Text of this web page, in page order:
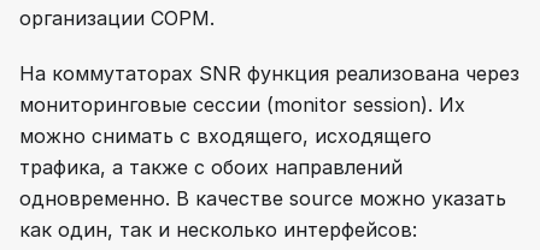
организации СОРМ.
На коммутаторах SNR функция реализована через
мониторинговые сессии (monitor session). Их
можно снимать с входящего, исходящего
трафика, а также с обоих направлений
одновременно. В качестве source можно указать
как один, так и несколько интерфейсов: